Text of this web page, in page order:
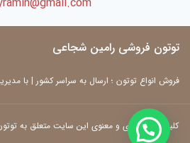
توتون فروشی رامین شجاعی
فروش انواع توتون ؛ ارسال به سراسر کشور | با
کلیه حقوق مادی و معنوی این سایت متعلق به